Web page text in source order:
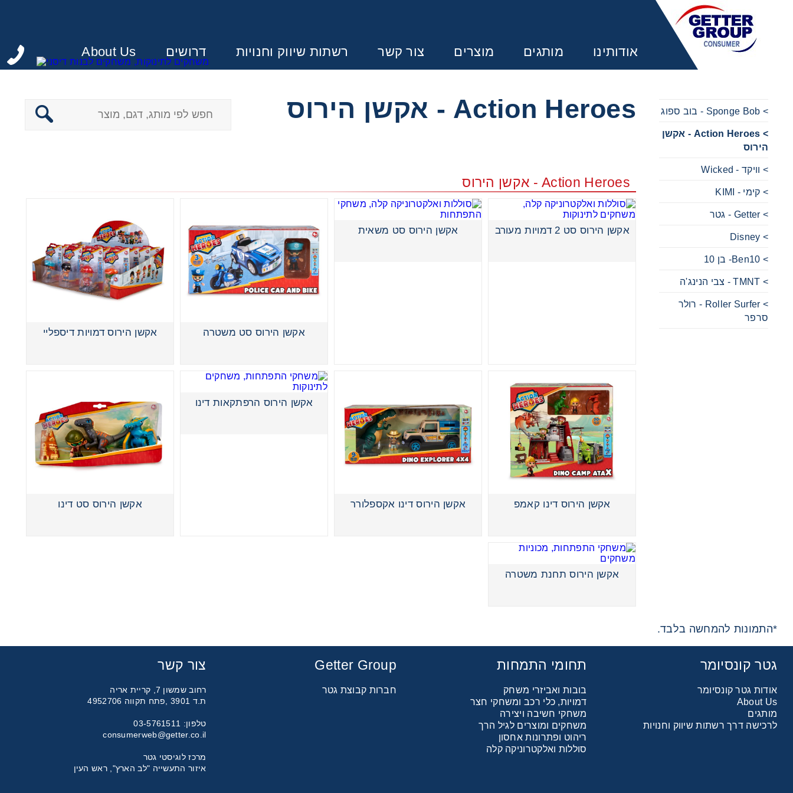
אודותינו מותגים מוצרים צור קשר רשתות שיווק וחנויות דרושים About Us
> Sponge Bob - בוב ספוג
> Action Heroes - אקשן
הירוס
> וויקד - Wicked
> קימי - KIMI
> Getter - גטר
> Disney
> Ben10- בן 10
> TMNT - צבי הנינג'ה
> Roller Surfer - רולר
סרפר
Action Heroes - אקשן הירוס
Action Heroes - אקשן הירוס
אקשן הירוס סט 2 דמויות מעורב אקשן הירוס סט משאית
אקשן הירוס סט משטרה אקשן הירוס דמויות דיספליי
אקשן הירוס דינו קאמפ אקשן הירוס דינו אקספלורר
אקשן הירוס הרפתקאות דינו
אקשן הירוס סט דינו
אקשן הירוס תחנת משטרה
*התמונות להמחשה בלבד.
גטר קונסיומר
אודות גטר קונסיומר
About Us
מותגים
לרכישה דרך רשתות שיווק וחנויות
תחומי התמחות
בובות ואביזרי משחק
דמויות, כלי רכב ומשחקי חצר
משחקי חשיבה ויצירה
משחקים ומוצרים לגיל הרך
ריהוט ופתרונות אחסון
סוללות ואלקטרוניקה קלה
Getter Group
חברות קבוצת גטר
צור קשר
רחוב שמשון 7, קריית אריה
ת.ד 3901 ,פתח תקווה 4952706
טלפון: 03-5761511
consumerweb@getter.co.il
מרכז לוגיסטי גטר
איזור התעשייה "לב הארץ", ראש העין
אקשן הירוס סט משטרה
Error:Contact form not found.
משחקים לבנות
משחקים לבנים